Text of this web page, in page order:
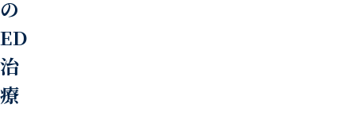
の
ED
治
療